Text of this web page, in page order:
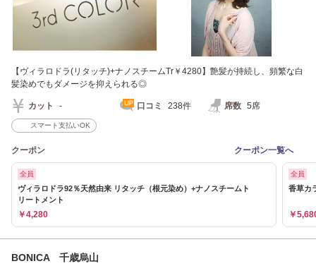
【ヴィラロドラ(リタッチ)+ナノスチームTr￥4280】艶髪が持続し、頻繁な白
髪染めでもダメージを抑えられる◎
カット - 口コミ 238件 席数 5席
スマート支払いOK
クーポン クーポン一覧へ
全員
ヴィラロドラ92％天然由来 リタッチ（根元染め）+ナノスチームト
リートメント
￥4,280
全員
香草カ
￥
BONICA 千歳烏山